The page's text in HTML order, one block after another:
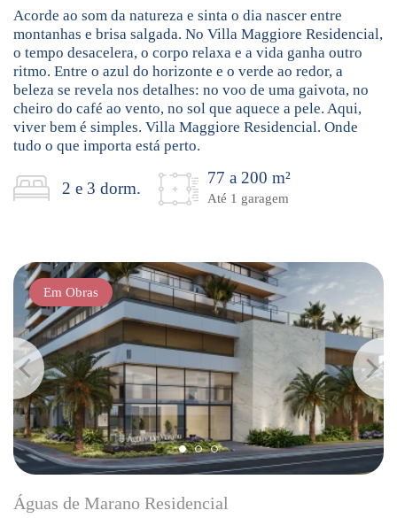
Acorde ao som da natureza e sinta o dia nascer entre
montanhas e brisa salgada. No Villa Maggiore Residencial,
o tempo desacelera, o corpo relaxa e a vida ganha outro
ritmo. Entre o azul do horizonte e o verde ao redor, a
beleza se revela nos detalhes: no voo de uma gaivota, no
cheiro do café ao vento, no sol que aquece a pele. Aqui,
viver bem é simples. Villa Maggiore Residencial. Onde
tudo o que importa está perto.
2 e 3 dorm.
77 a 200 m²
Até 1 garagem
Em Obras
Águas de Marano Residencial